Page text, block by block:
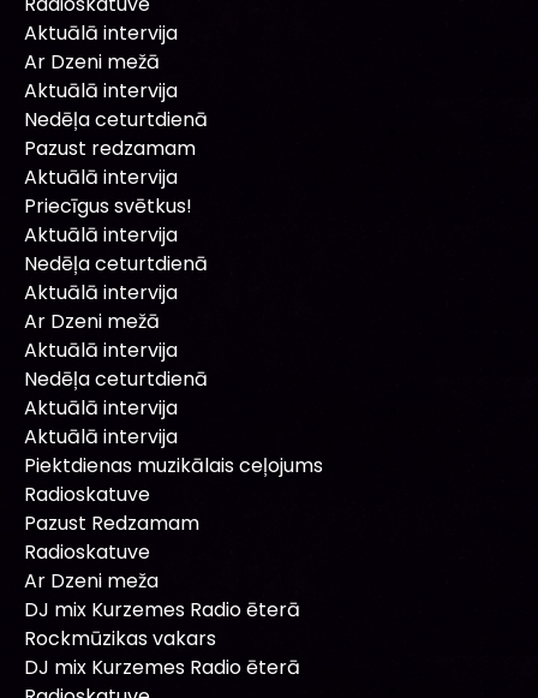
Aktuālā intervija
Ar Dzeni mežā
Aktuālā intervija
Nedēļa ceturtdienā
Pazust redzamam
Aktuālā intervija
Priecīgus svētkus!
Aktuālā intervija
Nedēļa ceturtdienā
Aktuālā intervija
Ar Dzeni mežā
Aktuālā intervija
Nedēļa ceturtdienā
Aktuālā intervija
Aktuālā intervija
Piektdienas muzikālais ceļojums
Radioskatuve
Pazust Redzamam
Radioskatuve
Ar Dzeni meža
DJ mix Kurzemes Radio ēterā
Rockmūzikas vakars
DJ mix Kurzemes Radio ēterā